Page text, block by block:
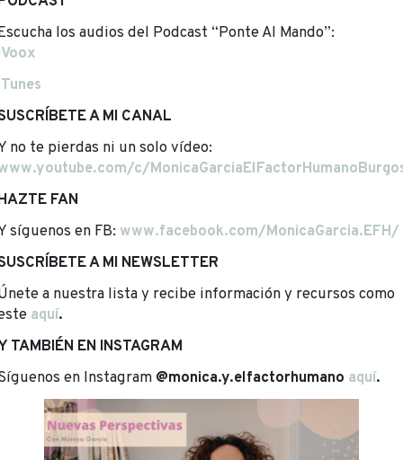
los audios del Podcast “Ponte Al Mando”:
A MI CANAL
no te pierdas ni un solo vídeo:
c/
FAN
síguenos en FB: www.facebook.com/MonicaGarcia.EFH/
A MI NEWSLETTER
a nuestra lista y recibe información y recursos como
aquí.
TAMBIÉN EN INSTAGRAM
en Instagram @monica.y.elfactorhumano aquí.